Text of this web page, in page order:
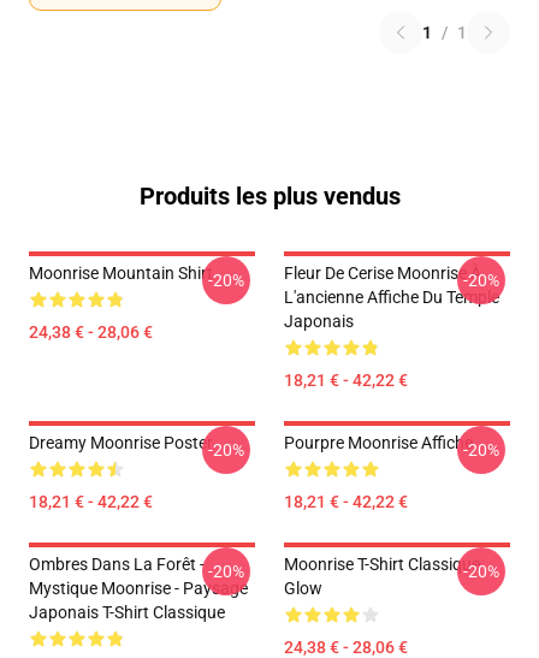
1 / 1
Produits les plus vendus
Moonrise Mountain Shirt
24,38 € - 28,06 €
-20%
Fleur De Cerise Moonrise À
L'ancienne Affiche Du Temple
Japonais
18,21 € - 42,22 €
-20%
Dreamy Moonrise Poster
18,21 € - 42,22 €
-20% Pourpre Moonrise Affiche
18,21 € - 42,22 €
-20%
Ombres Dans La Forêt -
Mystique Moonrise - Paysage
Japonais T-Shirt Classique
-20%
Moonrise T-Shirt Classique
Glow
24,38 € - 28,06 €
-20%